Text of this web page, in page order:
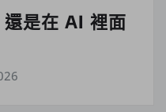
是在 AI 裡面